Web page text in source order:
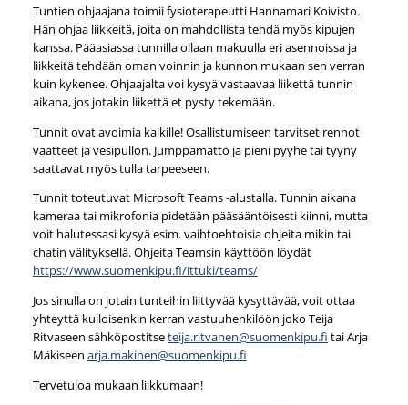
Tuntien ohjaajana toimii fysioterapeutti Hannamari Koivisto.
Hän ohjaa liikkeitä, joita on mahdollista tehdä myös kipujen
kanssa. Pääasiassa tunnilla ollaan makuulla eri asennoissa ja
liikkeitä tehdään oman voinnin ja kunnon mukaan sen verran
kuin kykenee. Ohjaajalta voi kysyä vastaavaa liikettä tunnin
aikana, jos jotakin liikettä et pysty tekemään.
Tunnit ovat avoimia kaikille! Osallistumiseen tarvitset rennot
vaatteet ja vesipullon. Jumppamatto ja pieni pyyhe tai tyyny
saattavat myös tulla tarpeeseen.
Tunnit toteutuvat Microsoft Teams -alustalla. Tunnin aikana
kameraa tai mikrofonia pidetään pääsääntöisesti kiinni, mutta
voit halutessasi kysyä esim. vaihtoehtoisia ohjeita mikin tai
chatin välityksellä. Ohjeita Teamsin käyttöön löydät
https://www.suomenkipu.fi/ittuki/teams/
Jos sinulla on jotain tunteihin liittyvää kysyttävää, voit ottaa
yhteyttä kulloisenkin kerran vastuuhenkilöön joko Teija
Ritvaseen sähköpostitseteija.ritvanen@suomenkipu.fi tai Arja
Mäkiseen arja.makinen@suomenkipu.fi
Tervetuloa mukaan liikkumaan!